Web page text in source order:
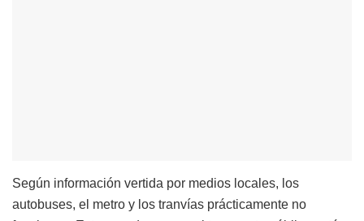
Según información vertida por medios locales, los
autobuses, el metro y los tranvías prácticamente no